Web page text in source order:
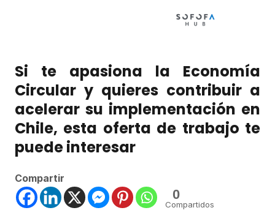
Si te apasiona la Economía
Circular y quieres contribuir a
acelerar su implementación en
Chile, esta oferta de trabajo te
puede interesar
Compartir
0
Compartidos